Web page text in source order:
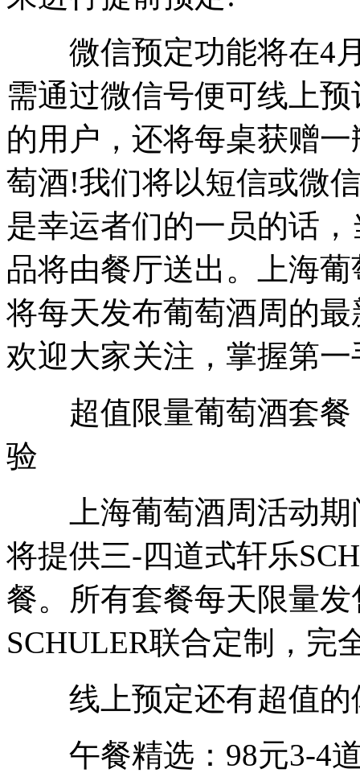
微信预定功能将在4月
需通过微信号便可线上
的用户，还将每桌获赠
萄酒!我们将以短信或微
是幸运者们的一员的话
品将由餐厅送出。上海
将每天发布葡萄酒周的
欢迎大家关注，掌握第
超值限量葡萄酒套餐
验
上海葡萄酒周活动期
将提供三-四道式轩乐
餐。所有套餐每天限量
SCHULER联合定制，完
线上预定还有超值的
午餐精选：98元3-4道